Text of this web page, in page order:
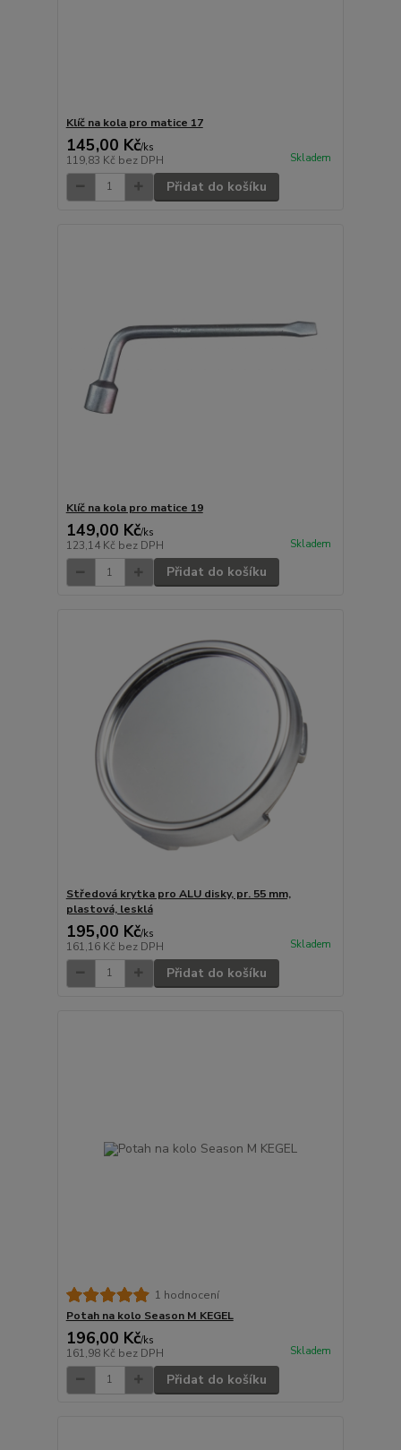
Klíč na kola pro matice 17
145,00 Kč/ks
119,83 Kč bez DPH Skladem
Přidat do košíku
Klíč na kola pro matice 19
149,00 Kč/ks
123,14 Kč bez DPH Skladem
Přidat do košíku
Středová krytka pro ALU disky, pr. 55 mm,
plastová, lesklá
195,00 Kč/ks
161,16 Kč bez DPH Skladem
Přidat do košíku
1 hodnocení
Potah na kolo Season M KEGEL
196,00 Kč/ks
161,98 Kč bez DPH Skladem
Přidat do košíku